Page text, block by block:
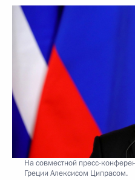
На совместной пресс-
Греции Алексисом Ципрасом.